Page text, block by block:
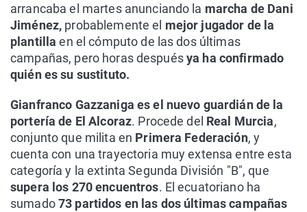
arrancaba el martes anunciando la marcha de Dani
Jiménez, probablemente el mejor jugador de la
plantilla en el cómputo de las dos últimas
campañas, pero horas despuésya ha confirmado
quién es su sustituto.
Gianfranco Gazzaniga es el nuevo guardián de la
portería de El Alcoraz. Procede del Real Murcia,
conjunto que milita en Primera Federación, y
cuenta con una trayectoria muy extensa entre esta
categoría y la extinta Segunda División "B", que
supera los 270 encuentros. El ecuatoriano ha
sumado73 partidos en las dos últimas campañas